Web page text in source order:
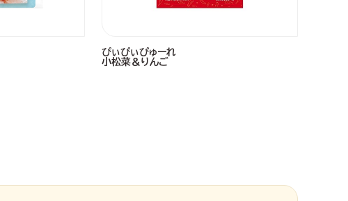
ぴぃぴぃぴゅーれ
小松菜＆りんご